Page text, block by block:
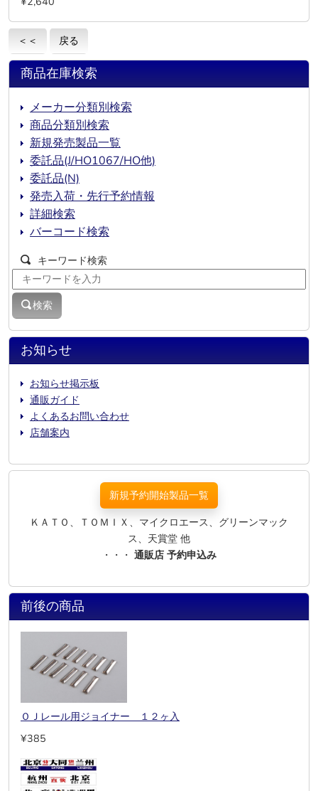
＜＜ 戻る
お知らせ
お知らせ掲示板
通販ガイド
よくあるお問い合わせ
店舗案内
商品在庫検索
メーカー分類別検索
商品分類別検索
新規発売製品一覧
委託品(J/HO1067/HO他)
委託品(N)
発売入荷・先行予約情報
詳細検索
バーコード検索
キーワード検索
検索
新規予約開始製品一覧
ＫＡＴＯ、ＴＯＭＩＸ、マイクロエース、グリーンマック
ス、天賞堂 他
・・・ 通販店 予約申込み
前後の商品
ＯＪレール用ジョイナー １２ヶ入
¥385